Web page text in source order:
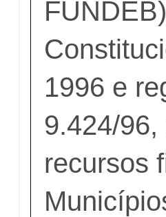
1996 e
9.424/
recursos